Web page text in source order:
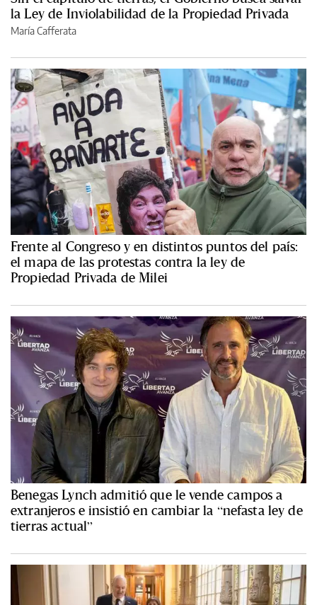
la Ley de Inviolabilidad de la Propiedad Privada
María Cafferata
Frente al Congreso y en distintos puntos del país:
el mapa de las protestas contra la ley de
Propiedad Privada de Milei
Benegas Lynch admitió que le vende campos a
extranjeros e insistió en cambiar la “nefasta ley de
tierras actual”